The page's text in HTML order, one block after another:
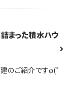
まった積水ハウ
のご紹介ですφ(゜